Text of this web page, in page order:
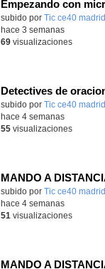
Contenido educativo.
subido por Tic ce40 madrid
hace 3 semanas
69visualizaciones
subido por Tic ce40 madrid
hace 4 semanas
55visualizaciones
subido por Tic ce40 madrid
hace 4 semanas
51 visualizaciones